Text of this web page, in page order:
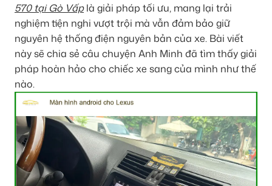
570 tại Gò Vấplà giải pháp tối ưu, mang lại trải
nghiệm tiện nghi vượt trội mà vẫn đảm bảo giữ
nguyên hệ thống điện nguyên bản của xe. Bài viết
này sẽ chia sẻ câu chuyện Anh Minh đã tìm thấy giải
pháp hoàn hảo cho chiếc xe sang của mình như thế
nào.